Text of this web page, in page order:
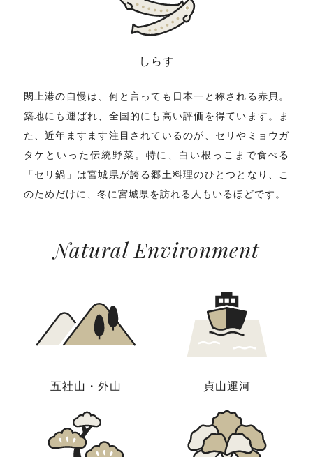
しらす
閖上港の自慢は、何と言っても日本一と称される赤貝。
築地にも運ばれ、全国的にも高い評価を得ています。ま
た、近年ますます注目されているのが、セリやミョウガ
タケといった伝統野菜。特に、白い根っこまで食べる
「セリ鍋」は宮城県が誇る郷土料理のひとつとなり、こ
のためだけに、冬に宮城県を訪れる人もいるほどです。
Natural Environment
五社山・外山 貞山運河